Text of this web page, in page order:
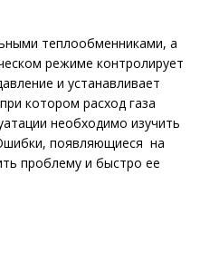
теплообменниками, а
режиме контролирует
и устанавливает
котором расход газа
необходимо изучить
появляющиеся на
проблему и быстро ее